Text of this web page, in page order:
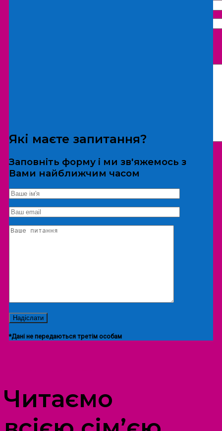
*Дані не передаються третім особам
Екскурсія/локація
Які маєте запитання?
Заповніть форму і ми зв'яжемось з
Вами найближчим часом
*Дані не передаються третім особам
Читаємо